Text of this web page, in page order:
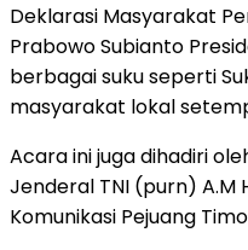
Deklarasi Masyarakat
Prabowo Subianto
berbagai suku seperti
masyarakat lokal
Acara ini juga dihadiri
Jenderal TNI (purn) A.M
Komunikasi Pejuang